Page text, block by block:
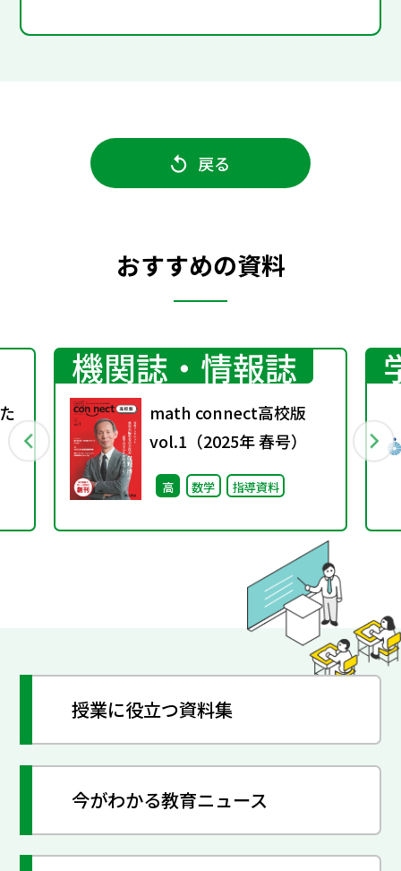
戻る
おすすめの資料
機関誌・情報誌
math connect高校版
vol.1（2025年 春号）
高 数学 指導資料
授業に役立つ資料集
今がわかる教育ニュース